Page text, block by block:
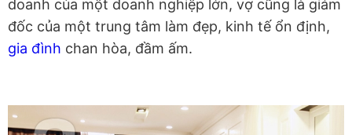
doanh của một doanh nghiệp lớn, vợ cũng là giám
đốc của một trung tâm làm đẹp, kinh tế ổn định,
gia đình chan hòa, đầm ấm.